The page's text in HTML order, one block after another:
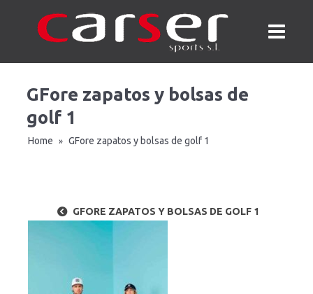
GFore zapatos y bolsas de
golf 1
Home » GFore zapatos y bolsas de golf 1
GFORE ZAPATOS Y BOLSAS DE GOLF 1